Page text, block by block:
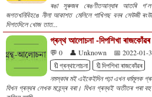
ৰঙা সূৰুজৰ ৰেঙণীতআন্ধাৰ আতৰি
জগতখনিবিহঙে নীলা আকাশত মেলিলে পাখিগছ বনৰ সেউজী
দিশতদিলে খোজ তাত...
গ্ৰন্থ আলোচনা -দিপশিখা ৰাজকোঁৱৰ
💬 0 👤 Unknown
📅 2022-01-
🔖গ্ৰন্থালোচনা
🔖দিপশিখা ৰাজকোঁৱৰ
নমস্কাৰ মই এইকেইদিন পঢ়া এখন ধৰ্মমূলক
যিখন গ্ৰন্থৰ লেখক মহেন্দ্ৰ বৰা। যিখন গ্ৰন্থই অতীতৰ পৰা